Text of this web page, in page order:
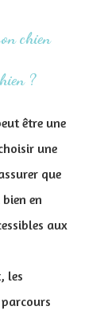
chien
?
être une
une
que
en
aux
les